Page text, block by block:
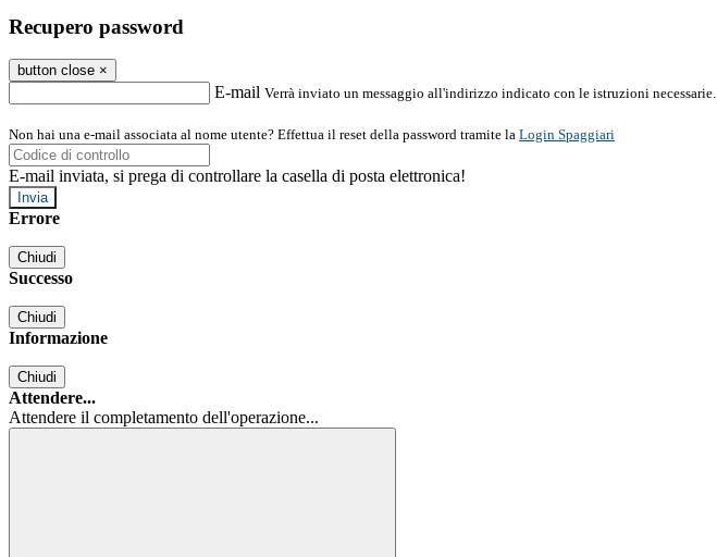
Recupero password
button close ×
E-mail Verrà inviato un messaggio all'indirizzo indicato con le istruzioni necessarie.
Non hai una e-mail associata al nome utente? Effettua il reset della password tramite la Login Spaggiari
E-mail inviata, si prega di controllare la casella di posta elettronica!
Errore
Chiudi
Successo
Chiudi
Informazione
Chiudi
Attendere...
Attendere il completamento dell'operazione...